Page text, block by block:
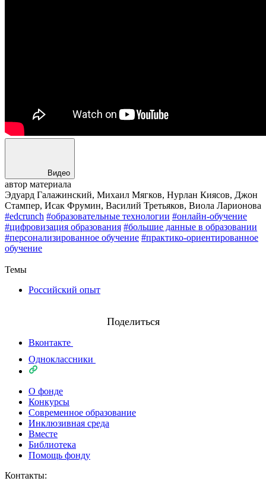
Видео
автор материала
Эдуард Галажинский, Михаил Мягков, Нурлан Киясов, Джон
Стампер, Исак Фрумин, Василий Третьяков, Виола Ларионова
#edcrunch #образовательные технологии #онлайн-обучение
#цифровизация образования #большие данные в образовании
#персонализированное обучение #практико-ориентированное
обучение
Темы
Российский опыт
Поделиться
Вконтакте
Одноклассники
О фонде
Конкурсы
Современное образование
Инклюзивная среда
Вместе
Библиотека
Помощь фонду
Контакты: